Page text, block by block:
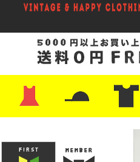
・レザーシューズ/スニーカー
・プリント
・バンド/ツ
・キャラク
・Nike/
・チャンピ
・サーフ/ス
・ボーダー
・フットボ
・タンクト